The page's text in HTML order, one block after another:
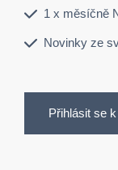
1 x měsíčně
Novinky ze
Přihlásit se